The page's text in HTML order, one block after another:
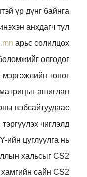
үр дүнг байнга
анхдагч тул
арьс солилцох
олгодог
мэргэжлийн тоног
ашиглан
вэбсайтуудаас
чиглэлд
ийн цуглуулга нь
хальсыг CS2
сайн CS2